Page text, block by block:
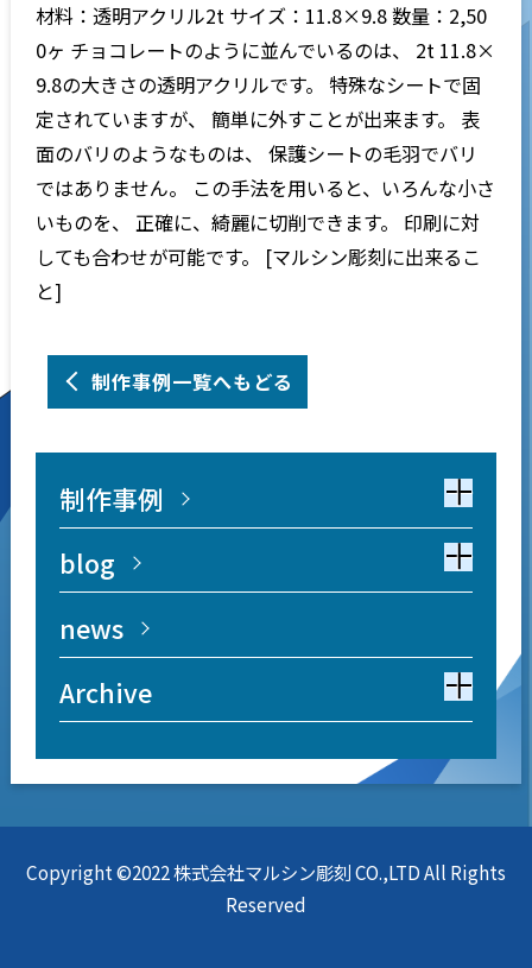
材料：透明アクリル2t サイズ：11.8×9.8 数量：2,50
0ヶ チョコレートのように並んでいるのは、 2t 11.8×
9.8の大きさの透明アクリルです。 特殊なシートで固
定されていますが、 簡単に外すことが出来ます。 表
面のバリのようなものは、 保護シートの毛羽でバリ
ではありません。 この手法を用いると、いろんな小さ
いものを、 正確に、綺麗に切削できます。 印刷に対
しても合わせが可能です。 [マルシン彫刻に出来るこ
と]
制作事例一覧へもどる
制作事例
blog
news
Archive
Copyright ©2022 株式会社マルシン彫刻 CO.,LTD All Rights
Reserved